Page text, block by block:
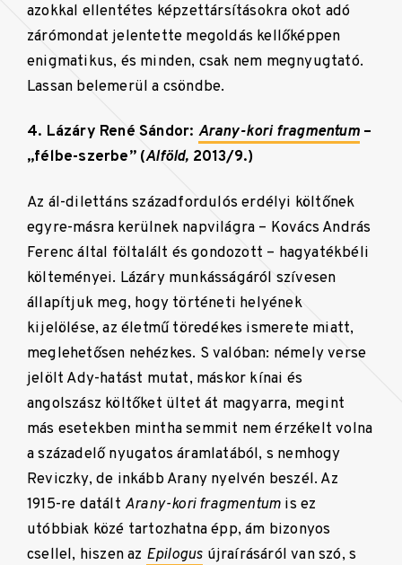
azokkal ellentétes képzettársításokra okot adó
zárómondat jelentette megoldás kellőképpen
enigmatikus, és minden, csak nem megnyugtató.
Lassan belemerül a csöndbe.
4. Lázáry René Sándor: Arany-kori fragmentum–
„félbe-szerbe” (Alföld, 2013/9.)
Az ál-dilettáns századfordulós erdélyi költőnek
egyre-másra kerülnek napvilágra – Kovács András
Ferenc által föltalált és gondozott – hagyatékbéli
költeményei. Lázáry munkásságáról szívesen
állapítjuk meg, hogy történeti helyének
kijelölése, az életmű töredékes ismerete miatt,
meglehetősen nehézkes. S valóban: némely verse
jelölt Ady-hatást mutat, máskor kínai és
angolszász költőket ültet át magyarra, megint
más esetekben mintha semmit nem érzékelt volna
a századelő nyugatos áramlatából, s nemhogy
Reviczky, de inkább Arany nyelvén beszél. Az
1915-re datált Arany-kori fragmentum is ez
utóbbiak közé tartozhatna épp, ám bizonyos
csellel, hiszen az Epilogus újraírásáról van szó, s